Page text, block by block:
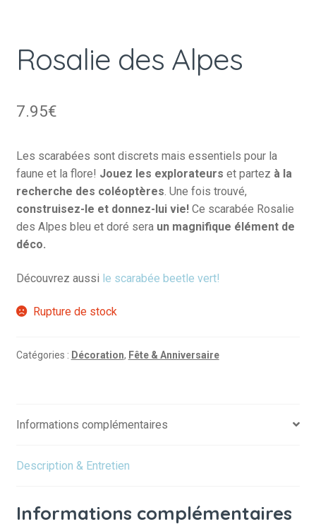
Rosalie des Alpes
7.95€
Les scarabées sont discrets mais essentiels pour la
faune et la flore! Jouez les explorateurs et partez à la
recherche des coléoptères. Une fois trouvé,
construisez-le et donnez-lui vie!Ce scarabée Rosalie
des Alpes bleu et doré sera un magnifique élément de
déco.
Découvrez aussi le scarabée beetle vert!
Rupture de stock
Catégories : Décoration, Fête & Anniversaire
Informations complémentaires
Description & Entretien
Informations complémentaires